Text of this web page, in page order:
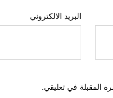
البريد الالكتروني
المقبلة في تعليقي.